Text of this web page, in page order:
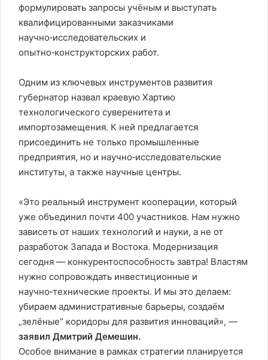
формулировать запросы учёным и выступать
квалифицированными заказчиками
научно‑исследовательских и
опытно‑конструкторских работ.
Одним из ключевых инструментов развития
губернатор назвал краевую Хартию
технологического суверенитета и
импортозамещения. К ней предлагается
присоединить не только промышленные
предприятия, но и научно‑исследовательские
институты, а также научные центры.
«Это реальный инструмент кооперации, который
уже объединил почти 400 участников. Нам нужно
зависеть от наших технологий и науки, а не от
разработок Запада и Востока. Модернизация
сегодня — конкурентоспособность завтра! Властям
нужно сопровождать инвестиционные и
научно‑технические проекты. И мы это делаем:
убираем административные барьеры, создаём
„зелёные“ коридоры для развития инноваций», —
заявил Дмитрий Демешин.
Особое внимание в рамках стратегии планируется